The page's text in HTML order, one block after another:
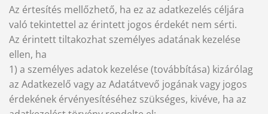
Az értesítés mellőzhető, ha ez az adatkezelés céljára
való tekintettel az érintett jogos érdekét nem sérti.
Az érintett tiltakozhat személyes adatának kezelése
ellen, ha
1) a személyes adatok kezelése (továbbítása) kizárólag
az Adatkezelő vagy az Adatátvevő jogának vagy jogos
érdekének érvényesítéséhez szükséges, kivéve, ha az